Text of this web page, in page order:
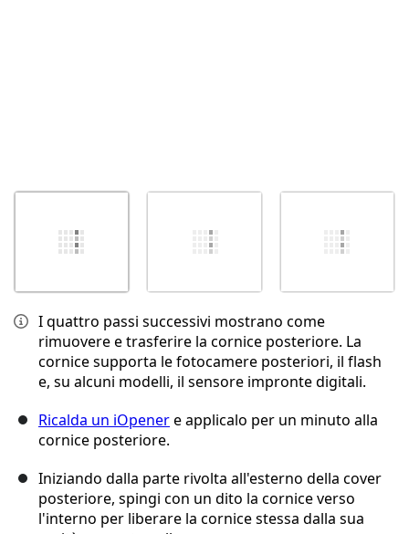
I quattro passi successivi mostrano come
rimuovere e trasferire la cornice posteriore. La
cornice supporta le fotocamere posteriori, il flash
e, su alcuni modelli, il sensore impronte digitali.
Ricalda un iOpenere applicalo per un minuto alla
cornice posteriore.
Iniziando dalla parte rivolta all'esterno della cover
posteriore, spingi con un dito la cornice verso
l'interno per liberare la cornice stessa dalla sua